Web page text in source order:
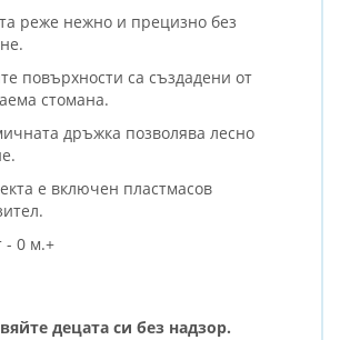
реже нежно и прецизно без
повърхности са създадени от
стомана.
дръжка позволява лесно
е включен пластмасов
- 0 м.+
децата си без надзор.